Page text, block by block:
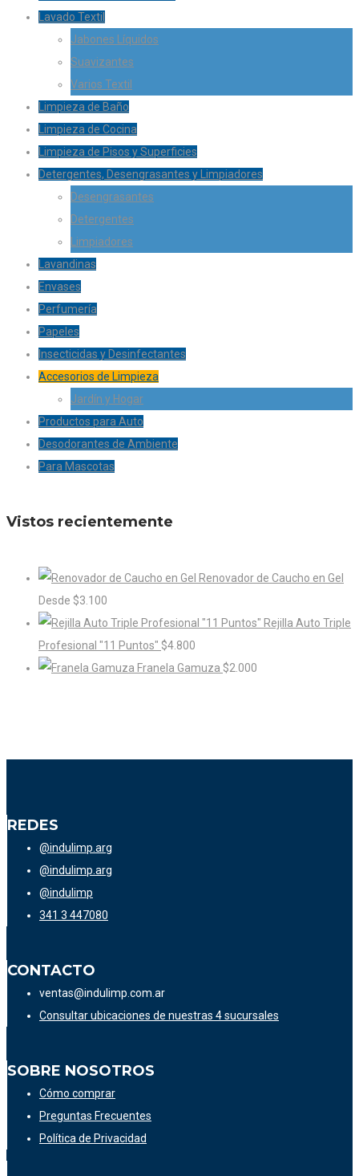
Lavado Textil
Jabones Líquidos
Suavizantes
Varios Textil
Limpieza de Baño
Limpieza de Cocina
Limpieza de Pisos y Superficies
Detergentes, Desengrasantes y Limpiadores
Desengrasantes
Detergentes
Limpiadores
Lavandinas
Envases
Perfumería
Papeles
Insecticidas y Desinfectantes
Accesorios de Limpieza
Jardín y Hogar
Productos para Auto
Desodorantes de Ambiente
Para Mascotas
Vistos recientemente
Renovador de Caucho en Gel
Desde $3.100
Rejilla Auto Triple
Profesional "11 Puntos" $4.800
Franela Gamuza $2.000
REDES
@indulimp.arg
@indulimp.arg
@indulimp
341 3 447080
CONTACTO
ventas@indulimp.com.ar
Consultar ubicaciones de nuestras 4 sucursales
SOBRE NOSOTROS
Cómo comprar
Preguntas Frecuentes
Política de Privacidad